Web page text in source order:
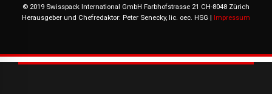
© 2019 Swisspack International GmbH Farbhofstrasse 21 CH-8048 Zürich
Herausgeber und Chefredaktor: Peter Senecky, lic. oec. HSG | Impressum